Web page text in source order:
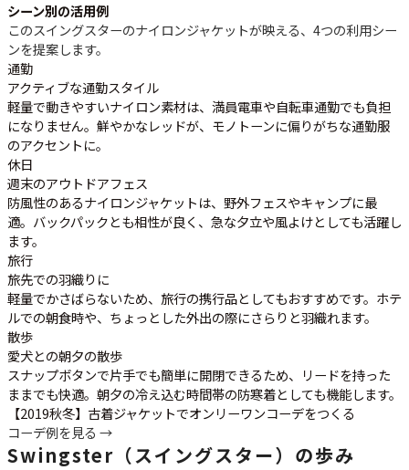
シーン別の活用例
このスイングスターのナイロンジャケットが映える、4つの利用シー
ンを提案します。
通勤
アクティブな通勤スタイル
軽量で動きやすいナイロン素材は、満員電車や自転車通勤でも負担
になりません。鮮やかなレッドが、モノトーンに偏りがちな通勤服
のアクセントに。
休日
週末のアウトドアフェス
防風性のあるナイロンジャケットは、野外フェスやキャンプに最
適。バックパックとも相性が良く、急な夕立や風よけとしても活躍し
ます。
旅行
旅先での羽織りに
軽量でかさばらないため、旅行の携行品としてもおすすめです。ホテ
ルでの朝食時や、ちょっとした外出の際にさらりと羽織れます。
散歩
愛犬との朝夕の散歩
スナップボタンで片手でも簡単に開閉できるため、リードを持った
ままでも快適。朝夕の冷え込む時間帯の防寒着としても機能します。
【2019秋冬】古着ジャケットでオンリーワンコーデをつくる
コーデ例を見る →
Swingster（スイングスター）の歩み